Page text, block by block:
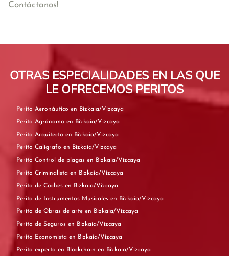
Contáctanos!
OTRAS ESPECIALIDADES EN LAS QUE
LE OFRECEMOS PERITOS
Perito Aeronáutico en Bizkaia/Vizcaya
Perito Agrónomo en Bizkaia/Vizcaya
Perito Arquitecto en Bizkaia/Vizcaya
Perito Calígrafo en Bizkaia/Vizcaya
Perito Control de plagas en Bizkaia/Vizcaya
Perito Criminalista en Bizkaia/Vizcaya
Perito de Coches en Bizkaia/Vizcaya
Perito de Instrumentos Musicales en Bizkaia/Vizcaya
Perito de Obras de arte en Bizkaia/Vizcaya
Perito de Seguros en Bizkaia/Vizcaya
Perito Economista en Bizkaia/Vizcaya
Perito experto en Blockchain en Bizkaia/Vizcaya